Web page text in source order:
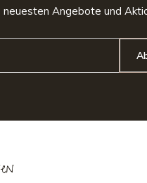
neuesten Angebote und